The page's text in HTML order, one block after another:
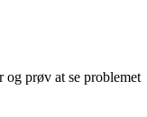
prøv at se problemet